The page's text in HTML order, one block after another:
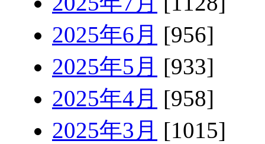
2025年6月 [956]
2025年5月 [933]
2025年4月 [958]
2025年3月 [1015]